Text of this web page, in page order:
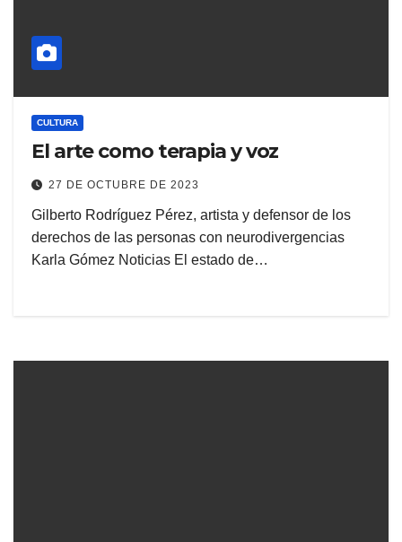
CULTURA
El arte como terapia y voz
27 DE OCTUBRE DE 2023
Gilberto Rodríguez Pérez, artista y defensor de los
derechos de las personas con neurodivergencias
Karla Gómez Noticias El estado de…